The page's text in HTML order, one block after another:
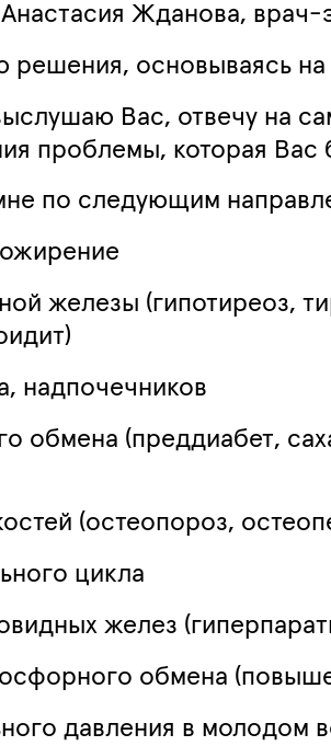
Жданова,
решения, основываясь
Вас, отвечу на
проблемы, которая Вас
по следующим
железы (гипотиреоз,
надпочечников
обмена (преддиабет,
(остеопороз,
цикла
желез
обмена
давления в молодом